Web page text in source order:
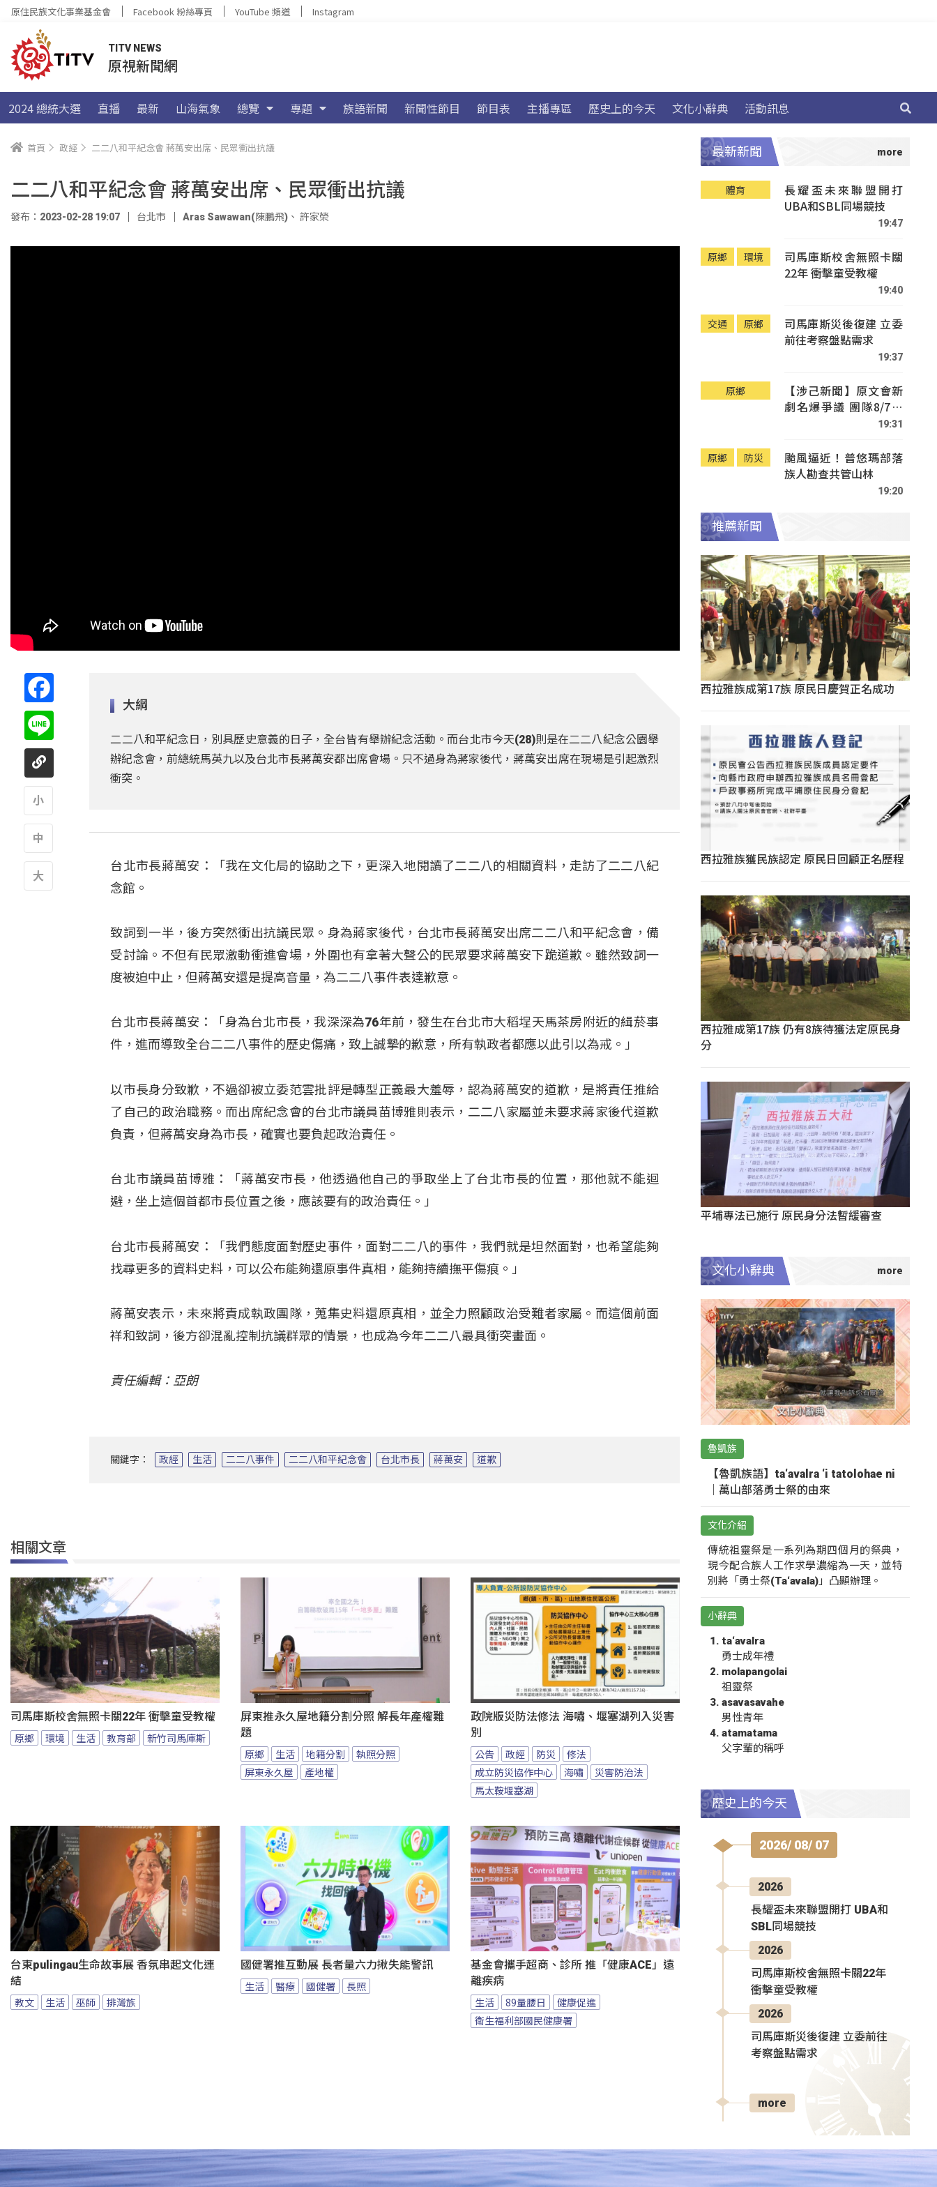
原住民族文化事業基金會 Facebook 粉絲專頁 YouTube 頻道 Instagram
TITV NEWS
原視新聞網
2024 總統大選 直播 最新 山海氣象 總覽 專題 族語新聞 新聞性節目 節目表 主播專區 歷史上的今天 文化小辭典 活動訊息
首頁 政經 二二八和平紀念會 蔣萬安出席、民眾衝出抗議
二二八和平紀念會 蔣萬安出席、民眾衝出抗議
發布：2023-02-28 19:07 台北市 Aras Sawawan(陳鵬飛) 、 許家榮
大綱
二二八和平紀念日，別具歷史意義的日子，全台皆有舉辦紀念活動。而台北市今天(28)則是在二二八紀念公園舉
辦紀念會，前總統馬英九以及台北市長蔣萬安都出席會場。只不過身為蔣家後代，蔣萬安出席在現場是引起激烈
衝突。
台北市長蔣萬安：「我在文化局的協助之下，更深入地閱讀了二二八的相關資料，走訪了二二八紀
念館。
致詞到一半，後方突然衝出抗議民眾。身為蔣家後代，台北市長蔣萬安出席二二八和平紀念會，備
受討論。不但有民眾激動衝進會場，外圍也有拿著大聲公的民眾要求蔣萬安下跪道歉。雖然致詞一
度被迫中止，但蔣萬安還是提高音量，為二二八事件表達歉意。
台北市長蔣萬安：「身為台北市長，我深深為76年前，發生在台北市大稻埕天馬茶房附近的緝菸事
件，進而導致全台二二八事件的歷史傷痛，致上誠摯的歉意，所有執政者都應以此引以為戒。」
以市長身分致歉，不過卻被立委范雲批評是轉型正義最大羞辱，認為蔣萬安的道歉，是將責任推給
了自己的政治職務。而出席紀念會的台北市議員苗博雅則表示，二二八家屬並未要求蔣家後代道歉
負責，但蔣萬安身為市長，確實也要負起政治責任。
台北市議員苗博雅：「蔣萬安市長，他透過他自己的爭取坐上了台北市長的位置，那他就不能迴
避，坐上這個首都市長位置之後，應該要有的政治責任。」
台北市長蔣萬安：「我們態度面對歷史事件，面對二二八的事件，我們就是坦然面對，也希望能夠
找尋更多的資料史料，可以公布能夠還原事件真相，能夠持續撫平傷痕。」
蔣萬安表示，未來將責成執政團隊，蒐集史料還原真相，並全力照顧政治受難者家屬。而這個前面
祥和致詞，後方卻混亂控制抗議群眾的情景，也成為今年二二八最具衝突畫面。
責任編輯：亞朗
關鍵字： 政經 生活 二二八事件 二二八和平紀念會 台北市長 蔣萬安 道歉
相關文章
司馬庫斯校舍無照卡關22年 衝擊童受教權
原鄉 環境 生活 教育部 新竹司馬庫斯
屏東推永久屋地籍分割分照 解長年產權難
題
原鄉 生活 地籍分割
執照分照
屏東永久屋
產地權
政院版災防法修法 海嘯、堰塞湖列入災害
別
公告 政經 防災
修法
成立防災協作中心
海嘯
災害防治法
馬太鞍堰塞湖
台東pulingau生命故事展 香氛串起文化連
結
教文 生活 巫師 排灣族
國健署推互動展 長者量六力揪失能警訊
生活 醫療 國健署 長照
基金會攜手超商、診所 推「健康ACE」遠
離疾病
生活 89量腰日
健康促進
衛生福利部國民健康署
最新新聞
體育
長耀盃未來聯盟開打
UBA和SBL同場競技
19:47
原鄉 環境
司馬庫斯校舍無照卡關
22年 衝擊童受教權
19:40
交通 原鄉
司馬庫斯災後復建 立委
前往考察盤點需求
19:37
原鄉
【涉己新聞】原文會新
劇名爆爭議 團隊8/7赴
19:31
原鄉 防災
颱風逼近！普悠瑪部落
族人勘查共管山林
19:20
推薦新聞
西拉雅族成第17族 原民日慶賀正名成功
西拉雅族獲民族認定 原民日回顧正名歷程
西拉雅成第17族 仍有8族待獲法定原民身
分
平埔專法已施行 原民身分法暫緩審查
文化小辭典
魯凱族
【魯凱族語】ta‘avalra ‘i tatolohae ni
｜萬山部落勇士祭的由來
文化介紹
傳統祖靈祭是一系列為期四個月的祭典，
現今配合族人工作求學濃縮為一天，並特
別將「勇士祭(Ta‘avala)」凸顯辦理。
小辭典
ta‘avalra
勇士成年禮
molapangolai
祖靈祭
asavasavahe
男性青年
atamatama
父字輩的稱呼
歷史上的今天
2026/ 08/ 07
2026
長耀盃未來聯盟開打 UBA和
SBL同場競技
2026
司馬庫斯校舍無照卡關22年
衝擊童受教權
2026
司馬庫斯災後復建 立委前往
考察盤點需求
more